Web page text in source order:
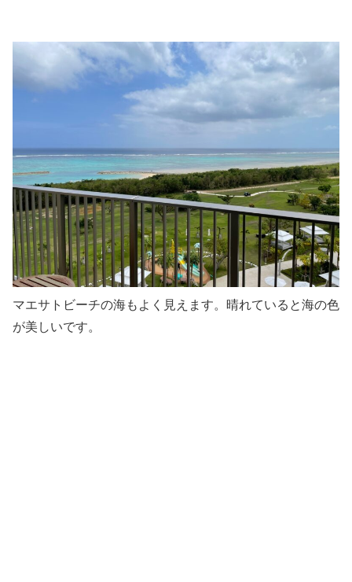
マエサトビーチの海もよく見えます。晴れていると海の色
が美しいです。